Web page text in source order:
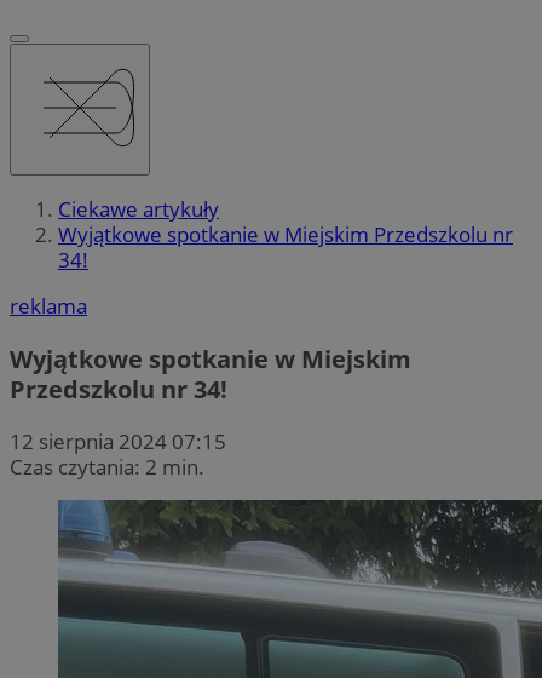
Ciekawe artykuły
Wyjątkowe spotkanie w Miejskim Przedszkolu nr
34!
reklama
Wyjątkowe spotkanie w Miejskim
Przedszkolu nr 34!
12 sierpnia 2024 07:15
Czas czytania: 2 min.